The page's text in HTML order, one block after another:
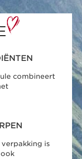
combineert
is